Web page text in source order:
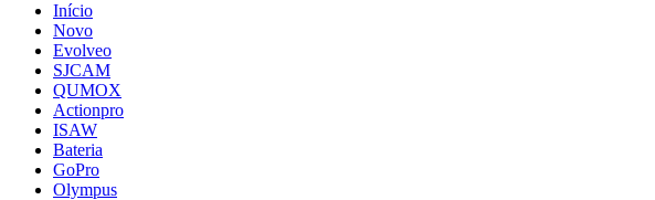
Início
Novo
Evolveo
SJCAM
QUMOX
Actionpro
ISAW
Bateria
GoPro
Olympus